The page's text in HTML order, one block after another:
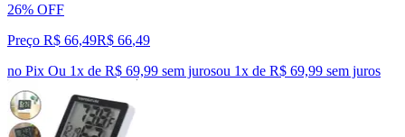
26% OFF
Preço R$ 66,49R$ 66,49
no Pix Ou 1x de R$ 69,99 sem jurosou 1x de R$ 69,99 sem juros